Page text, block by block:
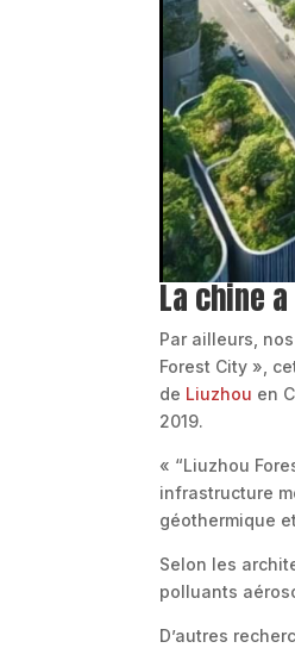
La chine
Par ailleurs,
Forest City »,
de Liuzhou en
2019.
« “Liuzhou
infrastructure
géothermique
Selon les
polluants
D’autres